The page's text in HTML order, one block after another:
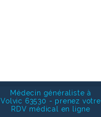
Médecin généraliste à
Volvic 63530 - prenez votre
RDV médical en ligne